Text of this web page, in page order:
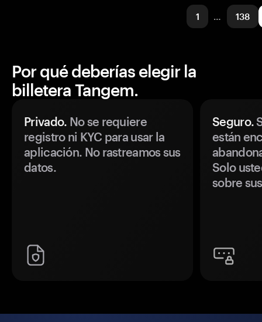
1 … 138
Por qué deberías elegir la
billetera Tangem.
Privado. No se requiere
registro ni KYC para usar la
aplicación. No rastreamos sus
datos.
Seguro.
están
Solo
sobre